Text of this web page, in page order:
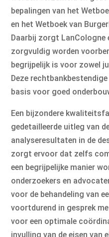
bepalingen van het
en het Wetboek van
Daarbij zorgt
zorgvuldig worden
begrijpelijk is voor zowel
Deze
basis voor goed
Een bijzondere
gedetailleerde uitleg van
analyseresultaten in de
zorgt ervoor dat zelfs
een begrijpelijke manier
onderzoekers en
voor de behandeling van
voortdurend in gesprek
voor een optimale
invulling van de eisen van